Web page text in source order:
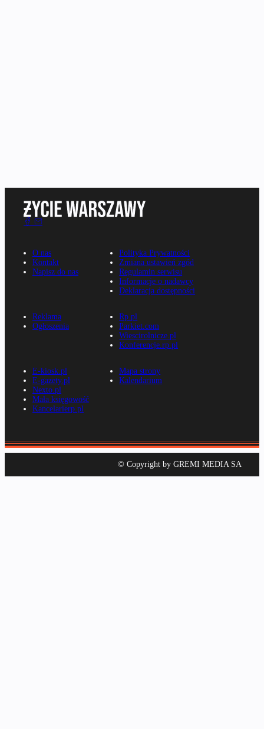
O nas
Kontakt
Napisz do nas
Polityka Prywatności
Zmiana ustawień zgód
Regulamin serwisu
Informacje o nadawcy
Deklaracja dostępności
Reklama
Ogłoszenia
Rp.pl
Parkiet.com
Wiescirolnicze.pl
Konferencje.rp.pl
E-kiosk.pl
E-gazety.pl
Nexto.pl
Mała księgowość
Kancelarierp.pl
Mapa strony
Kalendarium
© Copyright by GREMI MEDIA SA